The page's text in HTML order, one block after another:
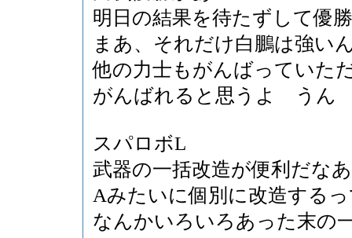
明日の結果を待たずして優
まあ、それだけ白鵬は強い
他の力士もがんばっていた
がんばれると思うよ うん
スパロボL
武器の一括改造が便利だなあ
Aみたいに個別に改造する
なんかいろいろあった末の